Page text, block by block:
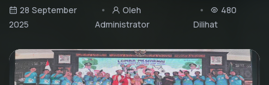
28 September
2025
Oleh
Administrator
480
Dilihat
28 September
2025
Oleh
Administrator
480
Dilihat
28 September
2025
Oleh
Administrator
480
Dilihat